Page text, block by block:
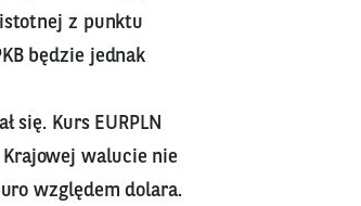
z punktu
będzie jednak
się. Kurs EURPLN
Krajowej walucie nie
względem dolara.